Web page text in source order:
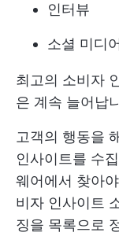
인터뷰
소셜 미디어
최고의 소비자
은 계속 늘어납
고객의 행동을
인사이트를 수
웨어에서 찾아
비자 인사이트
징을 목록으로